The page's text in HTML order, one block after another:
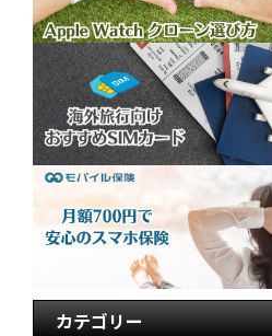
カテゴリー